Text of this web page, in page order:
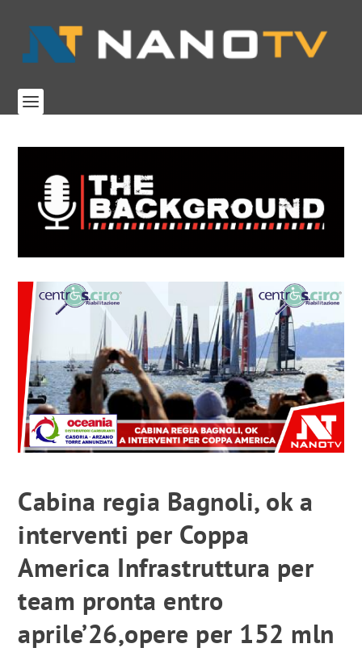
Cabina regia Bagnoli, ok a
interventi per Coppa
America Infrastruttura per
team pronta entro
aprile’26,opere per 152 mln